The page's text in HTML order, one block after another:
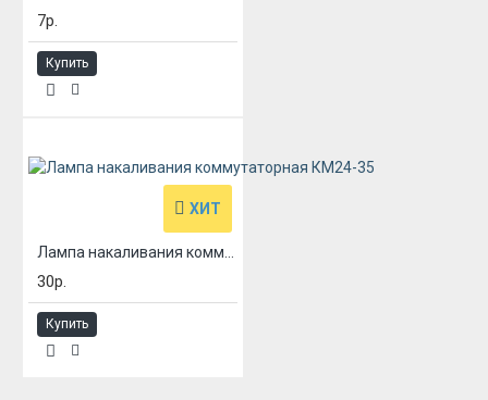
7р.
Купить
ХИТ
30р.
Купить